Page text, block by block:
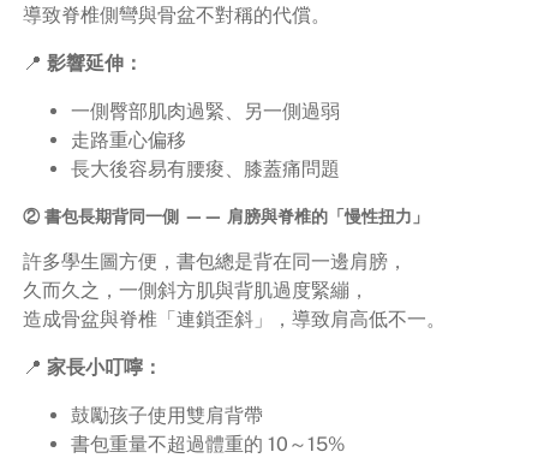
導致脊椎側彎與骨盆不對稱的代償。
📍 影響延伸：
一側臀部肌肉過緊、另一側過弱
走路重心偏移
長大後容易有腰痠、膝蓋痛問題
② 書包長期背同一側 —— 肩膀與脊椎的「慢性扭力」
許多學生圖方便，書包總是背在同一邊肩膀，
久而久之，一側斜方肌與背肌過度緊繃，
造成骨盆與脊椎「連鎖歪斜」，導致肩高低不一。
📍 家長小叮嚀：
鼓勵孩子使用雙肩背帶
書包重量不超過體重的 10～15%